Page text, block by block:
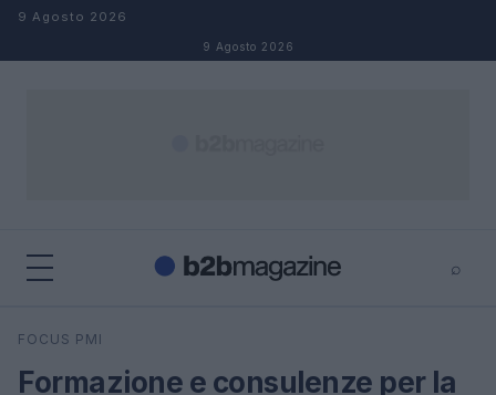
Salta al contenuto
9 Agosto 2026
9 Agosto 2026
⌕
Cerca
FOCUS PMI
Formazione e consulenze per la